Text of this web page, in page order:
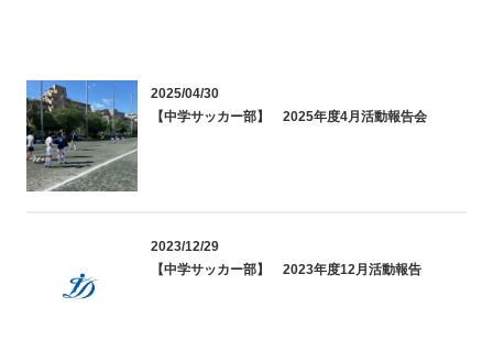
2025/04/30
【中学サッカー部】 2025年度4月活動報告会
2023/12/29
【中学サッカー部】 2023年度12月活動報告